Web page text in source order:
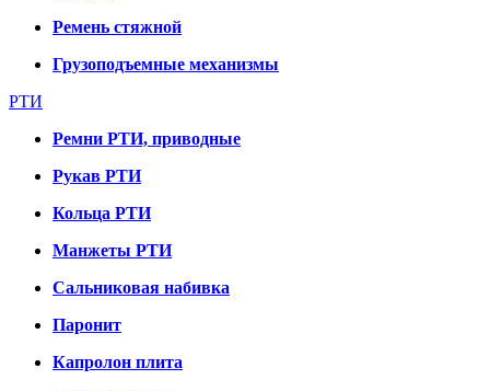
Ремень стяжной
Грузоподъемные механизмы
РТИ
Ремни РТИ, приводные
Рукав РТИ
Кольца РТИ
Манжеты РТИ
Сальниковая набивка
Паронит
Капролон плита